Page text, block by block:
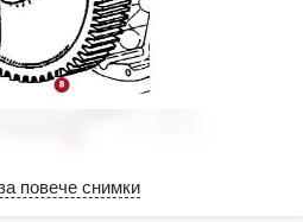
повече снимки